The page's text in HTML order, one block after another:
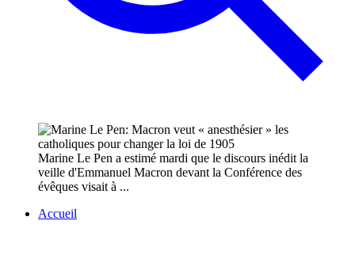
Marine Le Pen a estimé mardi que le discours inédit la
veille d'Emmanuel Macron devant la Conférence des
évêques visait à ...
Accueil